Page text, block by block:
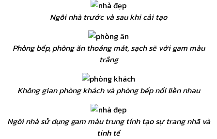
Ngôi nhà trước và sau khi cải tạo
Phòng bếp, phòng ăn thoáng mát, sạch sẽ với gam màu
trắng
Không gian phòng khách và phòng bếp nối liền nhau
Ngôi nhà sử dụng gam màu trung tính tạo sự trang nhã và
tinh tế